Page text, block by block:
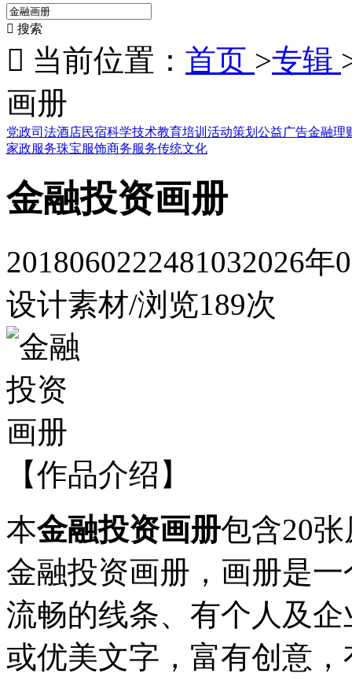
 搜索
 当前位置： 首页 >专辑
画册
党政司法酒店民宿科学技术教育培训 活动策划 公益广告金融理
家政服务珠宝服饰商务服务传统文化
金融投资画册
2018060222481032026年
设计素材/浏览189次
【作品介绍】
本金融投资画册包含20
金融投资画册，画册是
流畅的线条、有个人及
或优美文字，富有创意